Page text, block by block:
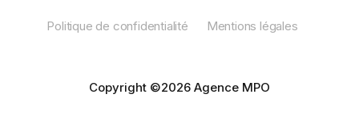
Politique de confidentialité Mentions légales
Copyright ©2026 Agence MPO